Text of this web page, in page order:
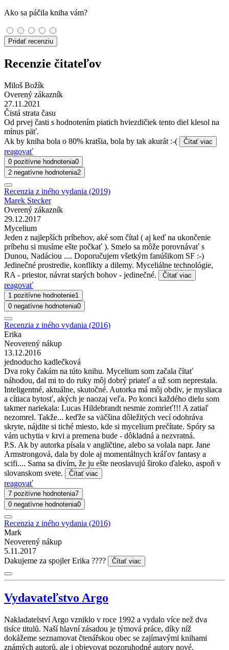
Ako sa páčila kniha vám?
Pridať recenziu
Recenzie čitateľov
Miloš Božík
Overený zákazník
27.11.2021
Čistá strata času
Od prvej časti s hodnotením piatich hviezdičiek tento diel klesol na
mínus päť.
Ak by kniha bola o 80% kratšia, bola by tak akurát :-(
Čítať viac
reagovať
0 pozitívne hodnotenia0
2 negatívne hodnotenia2
Recenzia z iného vydania (2019)
Marek Stecker
Overený zákazník
29.12.2017
Mycelium
Jeden z najlepších príbehov, aké som čítal ( aj keď na ukončenie
príbehu si musíme ešte počkať ). Smelo sa môže porovnávať s
Dunou, Nadáciou .... Doporučujem všetkým fanúšikom SF :-)
Jedinečné prostredie, konflikty a dilemy. Myceliálne technológie,
RA - priestor, návrat starých bohov - jedinečné.
Čítať viac
reagovať
1 pozitívne hodnotenie1
0 negatívne hodnotenia0
Recenzia z iného vydania (2016)
Erika
Neoverený nákup
13.12.2016
jednoducho kadlečková
Dva roky čakám na túto knihu. Mycelium som začala čítať
náhodou, dal mi to do ruky môj dobrý priateľ a už som neprestala.
Inteligentné, aktuálne, skutočné. Autorka má môj obdiv, je mysliaca
a cítiaca bytosť, akých je naozaj veľa. Po konci každého dielu som
takmer nariekala: Lucas Hildebrandt nesmie zomrieť!!! A zatiaľ
nezomrel. Takže... keďže sa väčšina dôležitých vecí odohráva
skryte, nájdite si tiché miesto, kde si mycelium prečítate. Spóry sa
vám uchytia v krvi a premena bude - dôkladná a nezvratná.
P.S. Ak by autorka písala v angličtine, alebo sa volala napr. Jane
Armstrongová, dala by dole aj momentálnych kráľov fantasy a
scifi.... Sama sa divím, že ju ešte neoslavujú široko ďaleko, aspoň v
slovanskom svete.
Čítať viac
reagovať
7 pozitívne hodnotenia7
0 negatívne hodnotenia0
Recenzia z iného vydania (2016)
Mark
Neoverený nákup
5.11.2017
Dakujeme za spojler Erika ????
Čítať viac
Vydavateľstvo Argo
Nakladatelství Argo vzniklo v roce 1992 a vydalo více než dva
tisíce titulů. Naší hlavní zásadou je týmová práce, díky níž
dokážeme seznamovat čtenářskou obec se zajímavými knihami
známých autorů, ale i objevovat pozoruhodné autory nové.